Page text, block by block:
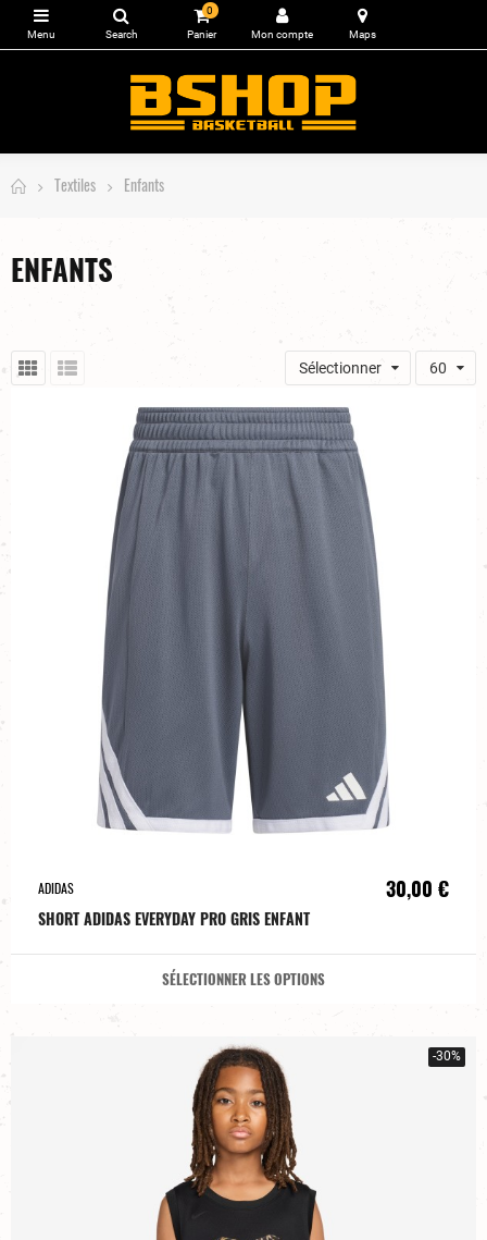
0
Textiles Enfants
ENFANTS
Sélectionner 60
ADIDAS
SHORT ADIDAS EVERYDAY PRO GRIS ENFANT
30,00 €
SÉLECTIONNER LES OPTIONS
-30%